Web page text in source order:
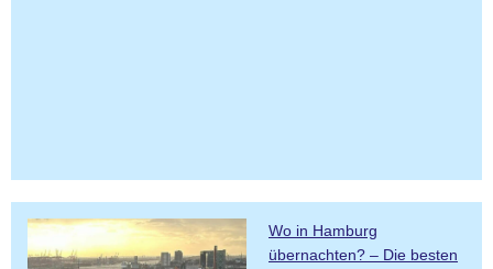
Wo in Hamburg
übernachten? – Die besten